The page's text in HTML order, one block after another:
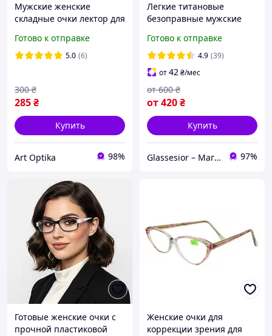
Мужские женские
складные очки лектор для
чтения металлическая
оправа с футляром
Готово к отправке
5.0 (6)
285₴
300 ₴
Купить
Art Optika 98%
Легкие титановые
безоправные мужские
в плюс и минус. Код 089
Готово к отправке
4.9 (39)
от42₴/мес
от420₴
от 600 ₴
Купить
Glassesior – Магазин оптики 97%
Готовые женские очки с
прочной пластиковой
Женские очки для
коррекции зрения для